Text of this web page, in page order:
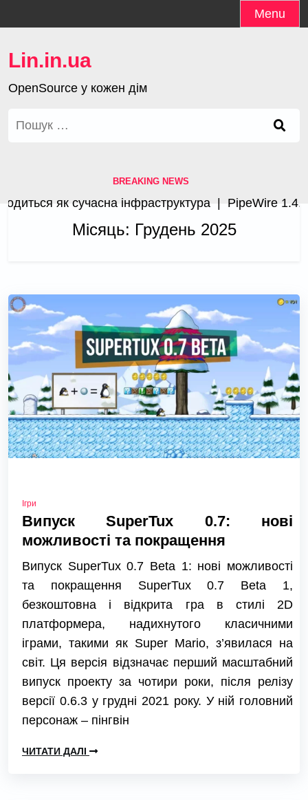
to
Menu
Lin.in.ua
OpenSource у кожен дім
Пошук:
BREAKING NEWS
як сучасна інфраструктура |PipeWire 1.4.3 з
Місяць: Грудень 2025
Ігри
Випуск SuperTux 0.7: нові
можливості та покращення
Випуск SuperTux 0.7 Beta 1: нові можливості
та покращення SuperTux 0.7 Beta 1,
безкоштовна і відкрита гра в стилі 2D
платформера, надихнутого класичними
іграми, такими як Super Mario, з’явилася на
світ. Ця версія відзначає перший масштабний
випуск проекту за чотири роки, після релізу
версії 0.6.3 у грудні 2021 року. У ній головний
персонаж – пінгвін
ЧИТАТИ ДАЛІ